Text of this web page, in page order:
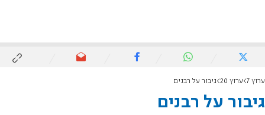
ערוץ 7 ערוץ 20 גיבור על רבנים
גיבור על רבנים